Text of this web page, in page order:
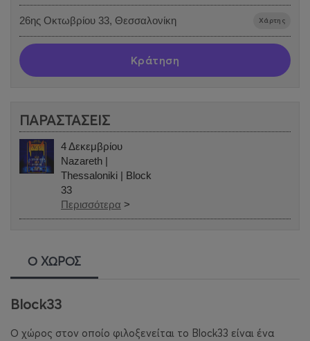
26ης Οκτωβρίου 33, Θεσσαλονίκη Χάρτης
Κράτηση
ΠΑΡΑΣΤΑΣΕΙΣ
4 Δεκεμβρίου
Nazareth |
Thessaloniki | Block
33
Περισσότερα >
Ο ΧΩΡΟΣ
Block33
Ο χώρος στον οποίο φιλοξενείται το Block33 είναι ένα